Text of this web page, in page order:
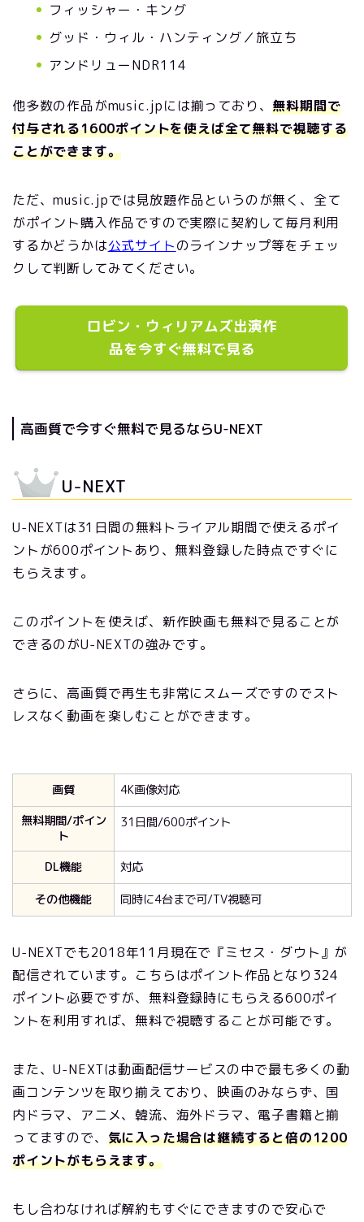
フィッシャー・キング
グッド・ウィル・ハンティング／旅立ち
アンドリューNDR114
他多数の作品がmusic.jpには揃っており、無料期間で
付与される1600ポイントを使えば全て無料で視聴する
ことができます。
ただ、music.jpでは見放題作品というのが無く、全て
がポイント購入作品ですので実際に契約して毎月利用
するかどうかは公式サイトのラインナップ等をチェッ
クして判断してみてください。
ロビン・ウィリアムズ出演作
品を今すぐ無料で見る
高画質で今すぐ無料で見るならU-NEXT
U-NEXT
U-NEXTは31日間の無料トライアル期間で使えるポイ
ントが600ポイントあり、無料登録した時点ですぐに
もらえます。
このポイントを使えば、新作映画も無料で見ることが
できるのがU-NEXTの強みです。
さらに、高画質で再生も非常にスムーズですのでスト
レスなく動画を楽しむことができます。
画質
4K画像対応
無料期間/ポイン
ト
31日間/600ポイント
DL機能
対応
その他機能
同時に4台まで可/TV視聴可
U-NEXTでも2018年11月現在で『ミセス・ダウト』が
配信されています。こちらはポイント作品となり324
ポイント必要ですが、無料登録時にもらえる600ポイ
ントを利用すれば、無料で視聴することが可能です。
また、U-NEXTは動画配信サービスの中で最も多くの動
画コンテンツを取り揃えており、映画のみならず、国
内ドラマ、アニメ、韓流、海外ドラマ、電子書籍と揃
ってますので、 気に入った場合は継続すると倍の1200
ポイントがもらえます。
もし合わなければ解約もすぐにできますので安心で